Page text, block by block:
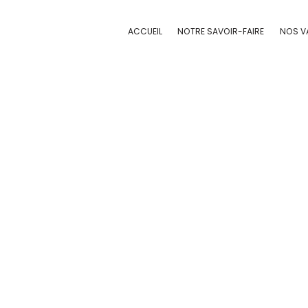
ACCUEIL NOTRE SAVOIR-FAIRE NOS